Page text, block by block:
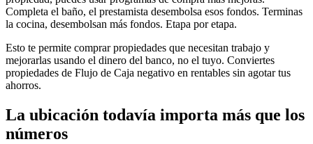
Completa el baño, el prestamista desembolsa esos fondos. Terminas
la cocina, desembolsan más fondos. Etapa por etapa.
Esto te permite comprar propiedades que necesitan trabajo y
mejorarlas usando el dinero del banco, no el tuyo. Conviertes
propiedades de Flujo de Caja negativo en rentables sin agotar tus
ahorros.
La ubicación todavía importa más que los
números